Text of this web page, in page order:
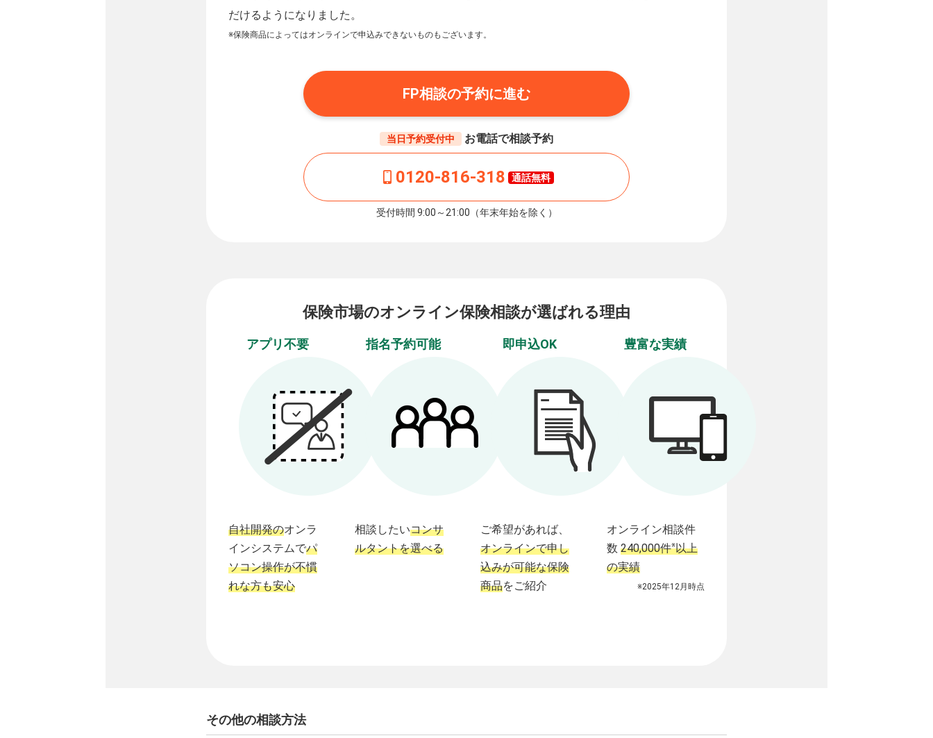
だけるようになりました。
※保険商品によってはオンラインで申込みできないものもございます。
FP相談の予約に進む
当日予約受付中 お電話で相談予約
0120-816-318 通話無料
受付時間 9:00～21:00（年末年始を除く）
保険市場のオンライン保険相談が選ばれる理由
アプリ不要
自社開発のオンラ
インシステムでパ
ソコン操作が不慣
れな方も安心
指名予約可能
相談したいコンサ
ルタントを選べる
即申込OK
ご希望があれば、
オンラインで申し
込みが可能な保険
商品をご紹介
豊富な実績
オンライン相談件
数 240,000件※以上
の実績
※2025年12月時点
その他の相談方法